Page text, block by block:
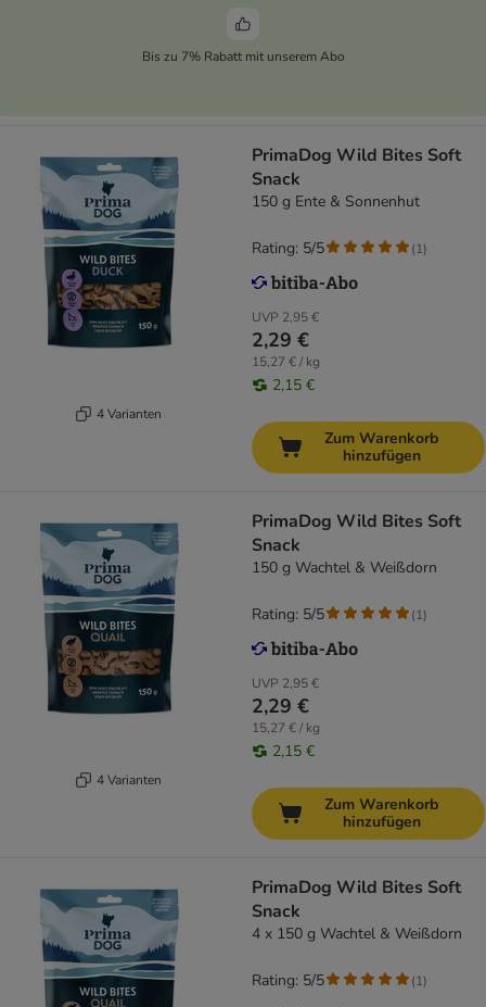
Bis zu 7% Rabatt mit unserem Abo
4 Varianten
PrimaDog Wild Bites Soft
Snack
150 g Ente & Sonnenhut
UVP 2,95 €
2,29 €
15,27 € / kg
2,15 €
Rating: 5/5 (1)
Zum Warenkorb
hinzufügen
4 Varianten
PrimaDog Wild Bites Soft
Snack
150 g Wachtel & Weißdorn
UVP 2,95 €
2,29 €
15,27 € / kg
2,15 €
Rating: 5/5 (1)
Zum Warenkorb
hinzufügen
PrimaDog Wild Bites Soft
Snack
4 x 150 g Wachtel & Weißdorn
Rating: 5/5 (1)